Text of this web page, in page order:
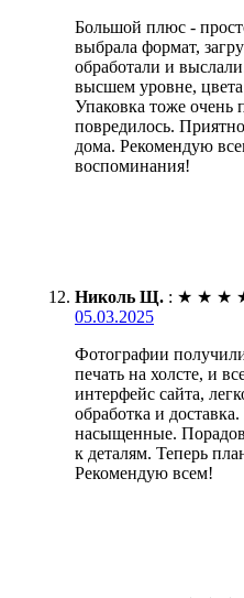
Большой плюс -
выбрала формат,
обработали и
высшем уровне,
Упаковка тоже очень
повредилось.
дома. Рекомендую
воспоминания!
Николь Щ. : ★ ★ ★
05.03.2025
Фотографии
печать на холсте, и
интерфейс сайта,
обработка и
насыщенные.
к деталям. Теперь
Рекомендую всем!